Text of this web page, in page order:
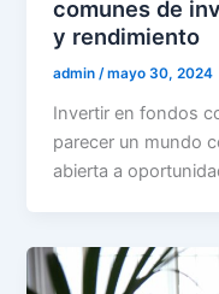
comunes de
y rendimiento
admin /mayo 30, 2024
Invertir en fondos
parecer un mundo
abierta a